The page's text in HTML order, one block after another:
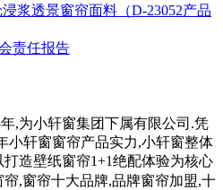
浸浆透景窗帘面料（D-23052产品
责任报告
,为小轩窗集团下属有限公司.凭
小轩窗窗帘产品实力,小轩窗整体
造壁纸窗帘1+1绝配体验为核心
帘,窗帘十大品牌,品牌窗帘加盟,十